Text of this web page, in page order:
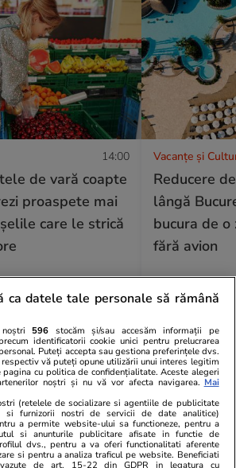
14:00
de vară coapte
proaspete mai
care le strică
Vacanțe și
Reducere
lângă
bucura de o
fără avion
18 iul.
și cum să
ca datele tale personale să rămână
596 stocăm și/sau accesăm informații pe
identificatorii cookie unici pentru prelucrarea
Puteți accepta sau gestiona preferințele dvs.
vă puteți opune utilizării unui interes legitim
pagina cu politica de confidențialitate. Aceste alegeri
noștri și nu vă vor afecta navigarea. Mai
(retelele de socializare si agentiile de publicitate
si furnizorii nostri de servicii de date analitice)
a permite website-ului sa functioneze, pentru a
si anunturile publicitare afisate in functie de
dvs., pentru a va oferi functionalitati aferente
si pentru a analiza traficul pe website. Beneficiati
de art. 15-22 din GDPR in legatura cu